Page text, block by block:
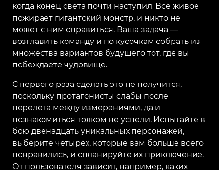
когда конец света почти наступил. Всё живое
пожирает гигантский монстр, и никто не
может с ним справиться. Ваша задача —
возглавить команду и по кусочкам собрать из
множества вариантов будущего тот, где вы
побеждаете чудовище.
С первого раза сделать это не получится,
поскольку протагонисты слабы после
перелёта между измерениями, да и
познакомиться толком не успели. Испытайте в
бою двенадцать уникальных персонажей,
выберите четырёх, которые вам больше всего
понравились, и спланируйте их приключение.
От пользователя зависит, например, каких